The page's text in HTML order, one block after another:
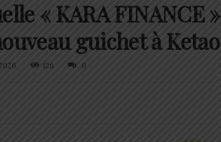
« KARA FINANCE »
guichet à Ketao
126 0